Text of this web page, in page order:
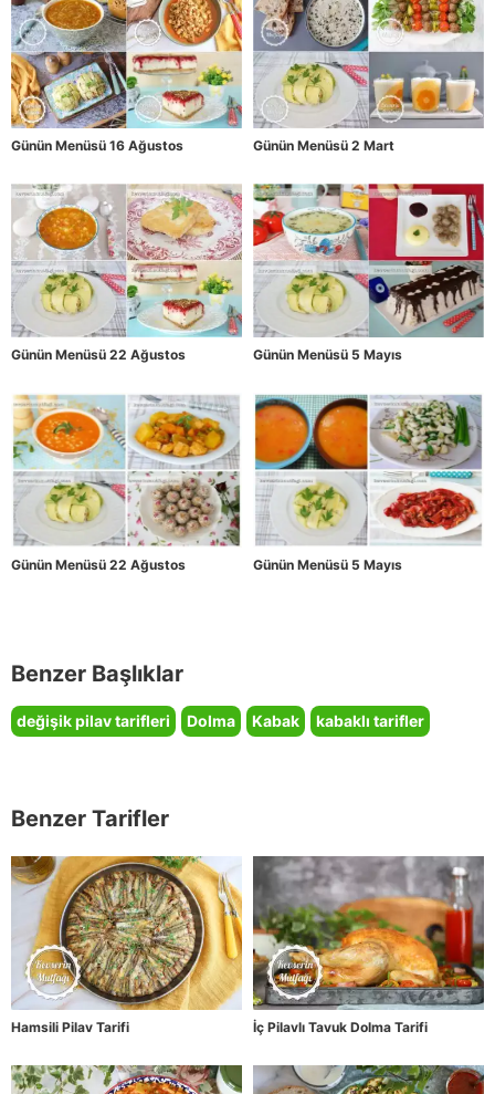
Günün Menüsü 16 Ağustos Günün Menüsü 2 Mart
Günün Menüsü 22 Ağustos Günün Menüsü 5 Mayıs
Günün Menüsü 22 Ağustos Günün Menüsü 5 Mayıs
Benzer Başlıklar
değişik pilav tarifleri Dolma Kabak kabaklı tarifler
Benzer Tarifler
Hamsili Pilav Tarifi İç Pilavlı Tavuk Dolma Tarifi